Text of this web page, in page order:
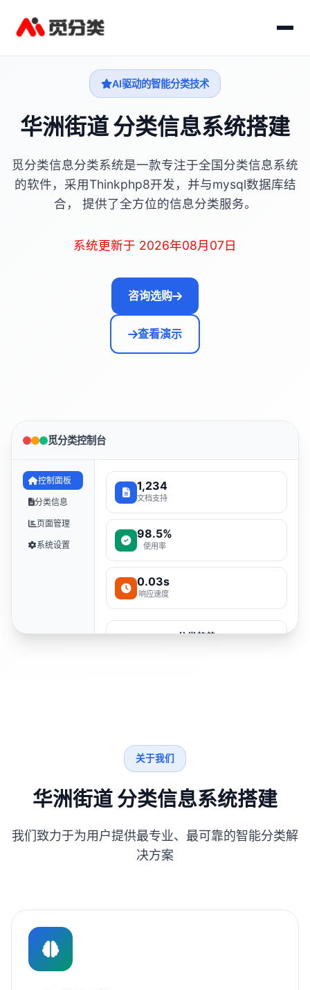
AI驱动的智能分类技术
华洲街道 分类信息系统搭建
觅分类信息分类系统是一款专注于全国分类信息系统
的软件，采用Thinkphp8开发，并与mysql数据库结
合， 提供了全方位的信息分类服务。
系统更新于 2026年08月07日
咨询选购
查看演示
觅分类控制台
控制面板
分类信息
页面管理
系统设置
1,234
文档支持
98.5%
使用率
0.03s
响应速度
分类趋势
关于我们
华洲街道 分类信息系统搭建
我们致力于为用户提供最专业、最可靠的智能分类解
决方案